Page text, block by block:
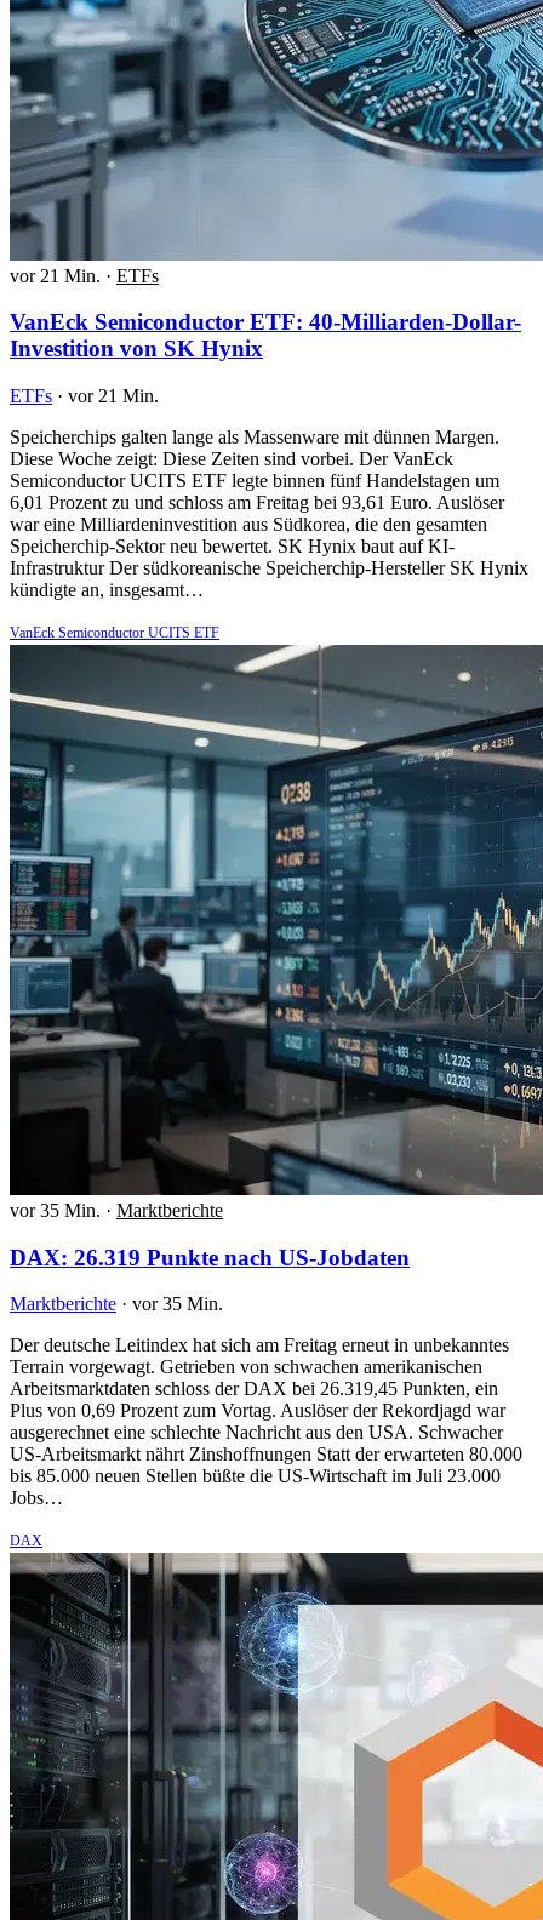
vor 21 Min. · ETFs
VanEck Semiconductor ETF: 40-Milliarden-Dollar-
Investition von SK Hynix
ETFs · vor 21 Min.
Speicherchips galten lange als Massenware mit dünnen Margen.
Diese Woche zeigt: Diese Zeiten sind vorbei. Der VanEck
Semiconductor UCITS ETF legte binnen fünf Handelstagen um
6,01 Prozent zu und schloss am Freitag bei 93,61 Euro. Auslöser
war eine Milliardeninvestition aus Südkorea, die den gesamten
Speicherchip-Sektor neu bewertet. SK Hynix baut auf KI-
Infrastruktur Der südkoreanische Speicherchip-Hersteller SK Hynix
kündigte an, insgesamt…
VanEck Semiconductor UCITS ETF
vor 35 Min. · Marktberichte
DAX: 26.319 Punkte nach US-Jobdaten
Marktberichte · vor 35 Min.
Der deutsche Leitindex hat sich am Freitag erneut in unbekanntes
Terrain vorgewagt. Getrieben von schwachen amerikanischen
Arbeitsmarktdaten schloss der DAX bei 26.319,45 Punkten, ein
Plus von 0,69 Prozent zum Vortag. Auslöser der Rekordjagd war
ausgerechnet eine schlechte Nachricht aus den USA. Schwacher
US-Arbeitsmarkt nährt Zinshoffnungen Statt der erwarteten 80.000
bis 85.000 neuen Stellen büßte die US-Wirtschaft im Juli 23.000
Jobs…
DAX